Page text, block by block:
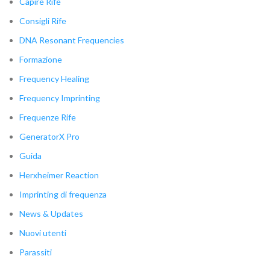
Consigli Rife
DNA Resonant Frequencies
Formazione
Frequency Healing
Frequency Imprinting
Frequenze Rife
GeneratorX Pro
Guida
Herxheimer Reaction
Imprinting di frequenza
News & Updates
Nuovi utenti
Parassiti